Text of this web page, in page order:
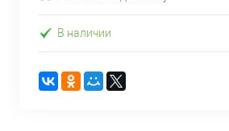
В наличии